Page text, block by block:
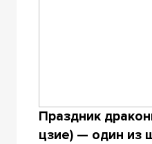
Праздник
цзие) — один из